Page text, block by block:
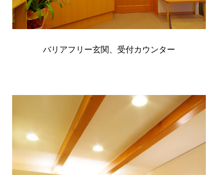
バリアフリー玄関、受付カウンター